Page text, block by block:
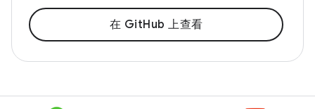
在 GitHub 上查看